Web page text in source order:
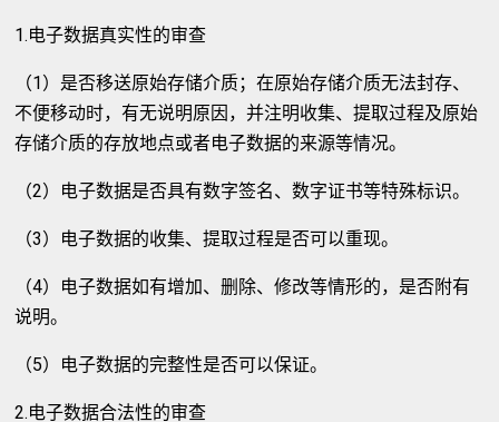
1.电子数据真实性的审查
（1）是否移送原始存储介质；在原始存储介质无法封存、
不便移动时，有无说明原因，并注明收集、提取过程及原始
存储介质的存放地点或者电子数据的来源等情况。
（2）电子数据是否具有数字签名、数字证书等特殊标识。
（3）电子数据的收集、提取过程是否可以重现。
（4）电子数据如有增加、删除、修改等情形的，是否附有
说明。
（5）电子数据的完整性是否可以保证。
2.电子数据合法性的审查